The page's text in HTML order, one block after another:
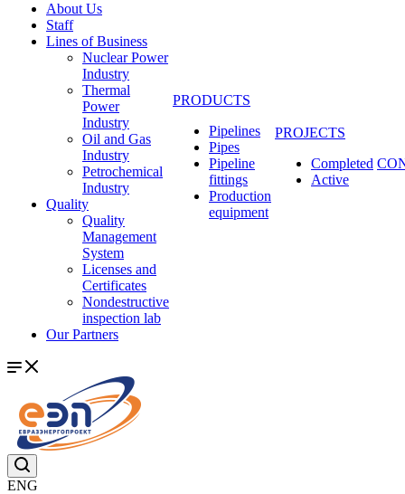
About Us
Staff
Lines of Business
Nuclear Power
Industry
Thermal
Power
Industry
Oil and Gas
Industry
Petrochemical
Industry
Quality
Quality
Management
System
Licenses and
Certificates
Nondestructive
inspection lab
Our Partners
PRODUCTS
Pipelines
Pipes
Pipeline
fittings
Production
equipment
PROJECTS
Completed
Active
ENG